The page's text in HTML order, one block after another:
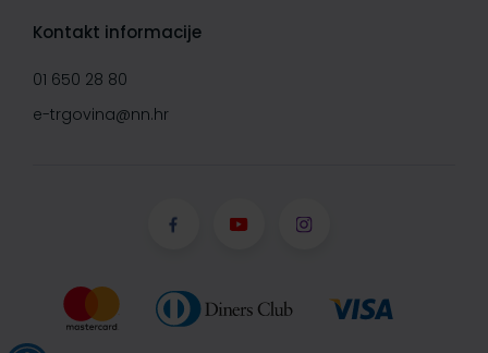
Kontakt informacije
01 650 28 80
e-trgovina@nn.hr